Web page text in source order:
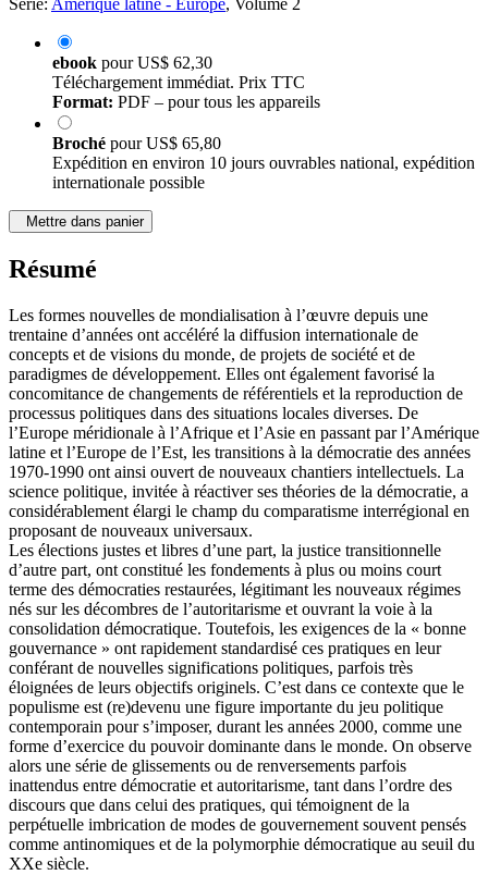
Série: Amérique latine - Europe, Volume 2
ebook pourUS$ 62,30
Téléchargement immédiat. Prix TTC
Format: PDF – pour tous les appareils
Broché pourUS$ 65,80
Expédition en environ 10 jours ouvrables national, expédition
internationale possible
Mettre dans panier
Résumé
Les formes nouvelles de mondialisation à l’œuvre depuis une
trentaine d’années ont accéléré la diffusion internationale de
concepts et de visions du monde, de projets de société et de
paradigmes de développement. Elles ont également favorisé la
concomitance de changements de référentiels et la reproduction de
processus politiques dans des situations locales diverses. De
l’Europe méridionale à l’Afrique et l’Asie en passant par l’Amérique
latine et l’Europe de l’Est, les transitions à la démocratie des années
1970-1990 ont ainsi ouvert de nouveaux chantiers intellectuels. La
science politique, invitée à réactiver ses théories de la démocratie, a
considérablement élargi le champ du comparatisme interrégional en
proposant de nouveaux universaux.
Les élections justes et libres d’une part, la justice transitionnelle
d’autre part, ont constitué les fondements à plus ou moins court
terme des démocraties restaurées, légitimant les nouveaux régimes
nés sur les décombres de l’autoritarisme et ouvrant la voie à la
consolidation démocratique. Toutefois, les exigences de la « bonne
gouvernance » ont rapidement standardisé ces pratiques en leur
conférant de nouvelles significations politiques, parfois très
éloignées de leurs objectifs originels. C’est dans ce contexte que le
populisme est (re)devenu une figure importante du jeu politique
contemporain pour s’imposer, durant les années 2000, comme une
forme d’exercice du pouvoir dominante dans le monde. On observe
alors une série de glissements ou de renversements parfois
inattendus entre démocratie et autoritarisme, tant dans l’ordre des
discours que dans celui des pratiques, qui témoignent de la
perpétuelle imbrication de modes de gouvernement souvent pensés
comme antinomiques et de la polymorphie démocratique au seuil du
XXe siècle.